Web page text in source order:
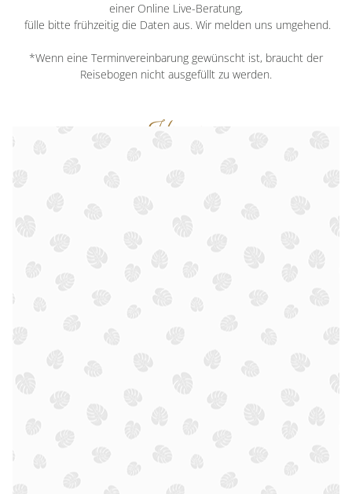
einer Online Live-Beratung,
fülle bitte frühzeitig die Daten aus. Wir melden uns umgehend.
*Wenn eine Terminvereinbarung gewünscht ist, braucht der
Reisebogen nicht ausgefüllt zu werden.
Hinweis:
Unsere Honeymoon Beratung ist ein exklusiver Service,
der mit einer
Servicepauschale von 35 € berechnet wird.
So ist ausreichend Zeit für Eure individuelle Planung vorgesehen -
inklusive persönlicher Beratung, sorgfältiger Hotelauswahl,
Preisvergleich und der Organisation Eurer Honeymoon
Arrangements.
Die Servicepauschale deckt den Aufwand der Beratung und
Angebotserstellung ab - von der individuellen Recherche bis zur
persönlichen Begleitung während des gesamten
Planungsprozesses. So habt ihr von Anfang an
eine feste Ansprechpartnerin, die Eure Wünsche kennt und Euch
zuverlässig betreut.
(Die Rechnung erfolgt nach Terminbestätigung und kann bequem
per Überweisung oder bar gezahlt werden)
Ich habe den Hinweis zur Servicepauschale gelesen und